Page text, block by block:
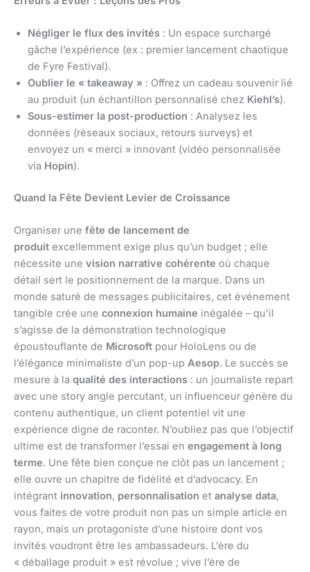
Négliger le flux des invités : Un espace surchargé
gâche l’expérience (ex : premier lancement chaotique
de Fyre Festival).
Oublier le « takeaway » : Offrez un cadeau souvenir lié
au produit (un échantillon personnalisé chez Kiehl’s).
Sous-estimer la post-production : Analysez les
données (réseaux sociaux, retours surveys) et
envoyez un « merci » innovant (vidéo personnalisée
via Hopin).
Quand la Fête Devient Levier de Croissance
Organiser une fête de lancement de
produit excellemment exige plus qu’un budget ; elle
nécessite une vision narrative cohérente où chaque
détail sert le positionnement de la marque. Dans un
monde saturé de messages publicitaires, cet événement
tangible crée une connexion humaine inégalée – qu’il
s’agisse de la démonstration technologique
époustouflante de Microsoft pour HoloLens ou de
l’élégance minimaliste d’un pop-up Aesop. Le succès se
mesure à la qualité des interactions : un journaliste repart
avec une story angle percutant, un influenceur génère du
contenu authentique, un client potentiel vit une
expérience digne de raconter. N’oubliez pas que l’objectif
ultime est de transformer l’essai en engagement à long
terme. Une fête bien conçue ne clôt pas un lancement ;
elle ouvre un chapitre de fidélité et d’advocacy. En
intégrant innovation, personnalisation et analyse data,
vous faites de votre produit non pas un simple article en
rayon, mais un protagoniste d’une histoire dont vos
invités voudront être les ambassadeurs. L’ère du
« déballage produit » est révolue ; vive l’ère de